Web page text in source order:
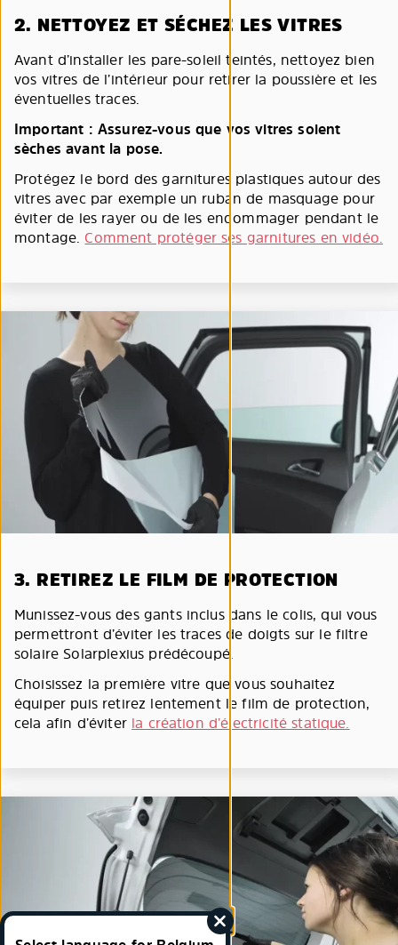
2. NETTOYEZ ET SÉCHEZ LES VITRES
Avant d’installer les pare-soleil teintés, nettoyez bien
vos vitres de l’intérieur pour retirer la poussière et les
éventuelles traces.
Important : Assurez-vous que vos vitres soient
sèches avant la pose.
Protégez le bord des garnitures plastiques autour des
vitres avec par exemple un ruban de masquage pour
éviter de les rayer ou de les endommager pendant le
montage. Comment protéger ses garnitures en vidéo.
3. RETIREZ LE FILM DE PROTECTION
Munissez-vous des gants inclus dans le colis, qui vous
permettront d’éviter les traces de doigts sur le filtre
solaire Solarplexius prédécoupé.
Choisissez la première vitre que vous souhaitez
équiper puis retirez lentement le film de protection,
cela afin d’éviter la création d’électricité statique.